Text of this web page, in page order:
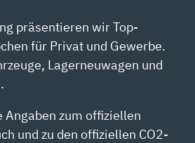
präsentieren wir Top-
für Privat und Gewerbe.
Lagerneuwagen und
Angaben zum offiziellen
und zu den offiziellen CO2-